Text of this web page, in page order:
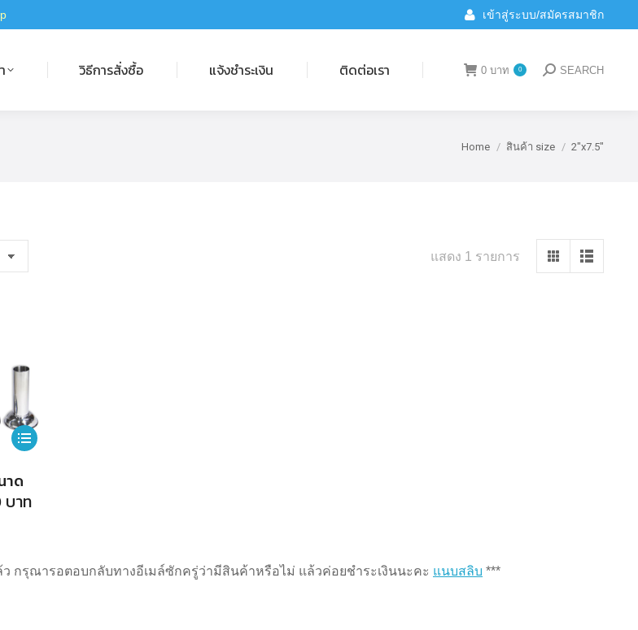
เข้าสู่ระบบ/สมัครสมาชิก
วิธีการสั่งซื้อ แจ้งชำระเงิน ติดต่อเรา 0 บาท 0 Search:
SEARCH
You are here:
Home สินค้า size 2"x7.5"
แสดง 1 รายการ
This
has
าด
บาทPrice
range:
500
บาท
กรุณารอตอบกลับทางอีเมล์ซักครู่ว่ามีสินค้าหรือไม่ แล้วค่อยชำระเงินนะคะ แนบสลิบ ***
วิธีการสั่งซื้อ แจ้งชำระเงิน ติดต่อเรา บาท Search: